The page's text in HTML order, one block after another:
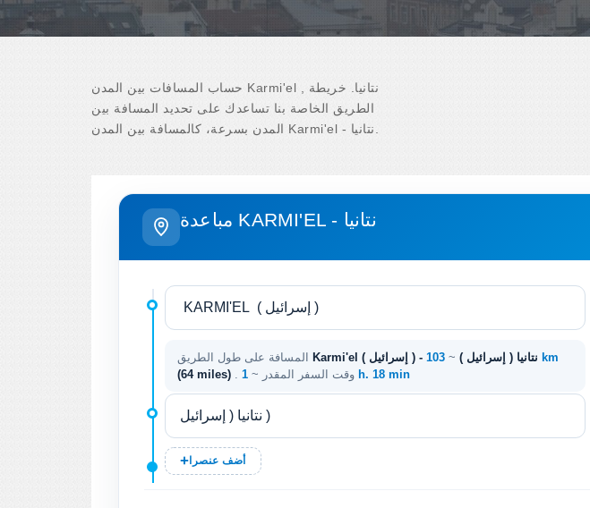
حساب المسافات بين المدن Karmi'el , نتانيا. خريطة
الطريق الخاصة بنا تساعدك على تحديد المسافة بين
مباعدة KARMI'EL - نتانيا
Karmi'el ( إسرائيل ) - نتانيا ( إسرائيل ) ~
103 km
(64 miles)
. وقت السفر المقدر ~ 1 h. 18 min
أضف عنصرا